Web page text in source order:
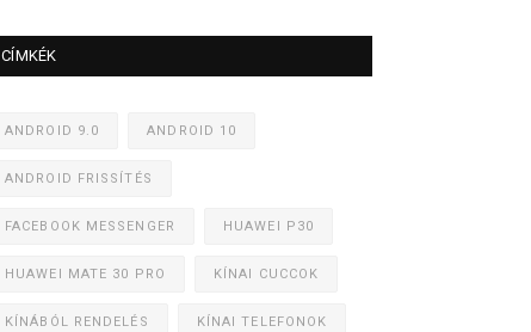
CÍMKÉK
ANDROID 9.0 ANDROID 10
ANDROID FRISSÍTÉS
FACEBOOK MESSENGER HUAWEI P30
HUAWEI MATE 30 PRO KÍNAI CUCCOK
KÍNÁBÓL RENDELÉS KÍNAI TELEFONOK